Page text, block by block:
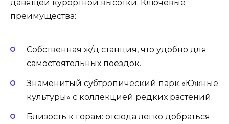
давящей курортной высотки. Ключевые
преимущества:
Собственная ж/д станция, что удобно для
самостоятельных поездок.
Знаменитый субтропический парк «Южные
культуры» с коллекцией редких растений.
Близость к горам: отсюда легко добраться